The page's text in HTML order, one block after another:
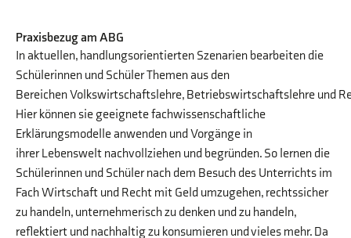
Praxisbezug am ABG
In aktuellen, handlungsorientierten Szenarien bearbeiten die
Schülerinnen und Schüler Themen aus den
Bereichen Volkswirtschaftslehre, Betriebswirtschaftslehre und
Hier können sie geeignete fachwissenschaftliche
Erklärungsmodelle anwenden und Vorgänge in
ihrer Lebenswelt nachvollziehen und begründen. So lernen die
Schülerinnen und Schüler nach dem Besuch des Unterrichts im
Fach Wirtschaft und Recht mit Geld umzugehen, rechtssicher
zu handeln, unternehmerisch zu denken und zu handeln,
reflektiert und nachhaltig zu konsumieren und vieles mehr. Da